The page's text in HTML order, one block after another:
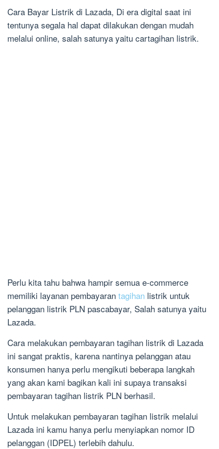
Cara Bayar Listrik di Lazada, Di era digital saat ini
tentunya segala hal dapat dilakukan dengan mudah
melalui online, salah satunya yaitu cartagihan listrik.
Perlu kita tahu bahwa hampir semua e-commerce
memiliki layanan pembayaran tagihan listrik untuk
pelanggan listrik PLN pascabayar, Salah satunya yaitu
Lazada.
Cara melakukan pembayaran tagihan listrik di Lazada
ini sangat praktis, karena nantinya pelanggan atau
konsumen hanya perlu mengikuti beberapa langkah
yang akan kami bagikan kali ini supaya transaksi
pembayaran tagihan listrik PLN berhasil.
Untuk melakukan pembayaran tagihan listrik melalui
Lazada ini kamu hanya perlu menyiapkan nomor ID
pelanggan (IDPEL) terlebih dahulu.